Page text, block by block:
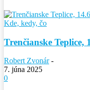
Kde, kedy, čo
Trenčianske Teplice,
Robert Zvonár -
7. júna 2025
0